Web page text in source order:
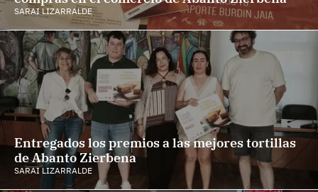
SARAI LIZARRALDE
Entregados los premios a las mejores tortillas
de Abanto Zierbena
SARAI LIZARRALDE